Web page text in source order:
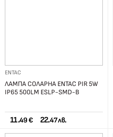
ENTAC
ЛАМПА СОЛАРНА ENTAC PIR 5W
IP65 500LM ESLP-SMD-B
11.49 € 22.47 лв.